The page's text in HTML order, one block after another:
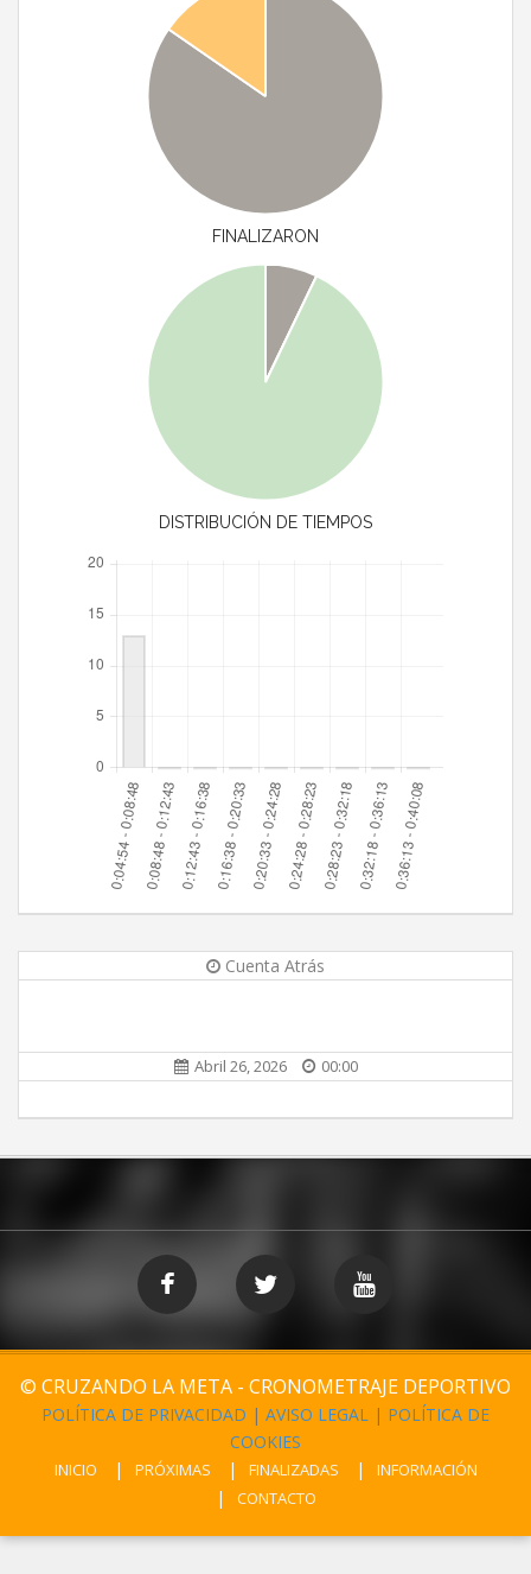
FINALIZARON
DISTRIBUCIÓN DE TIEMPOS
Cuenta Atrás
Abril 26, 2026 00:00
© CRUZANDO LA META - CRONOMETRAJE DEPORTIVO
POLÍTICA DE PRIVACIDAD | AVISO LEGAL | POLÍTICA DE
COOKIES
INICIO PRÓXIMAS FINALIZADAS
INFORMACIÓN
CONTACTO